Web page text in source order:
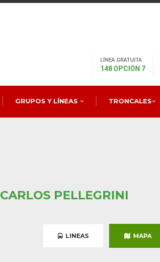
LÍNEA GRATUITA
148 OPCIÓN 7
GRUPOS Y LÍNEAS TRONCALES
CARLOS PELLEGRINI
LINEAS MAPA